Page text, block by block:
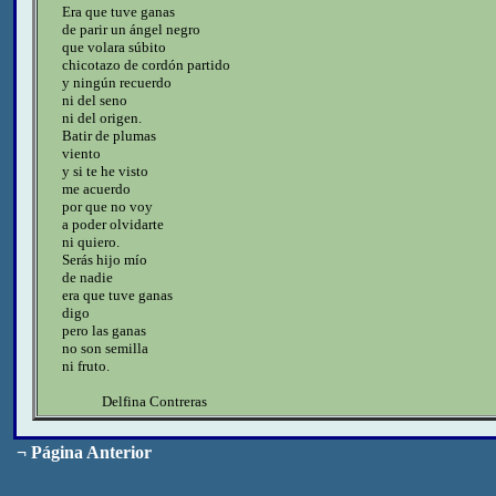
Era que tuve ganas
de parir un ángel negro
que volara súbito
chicotazo de cordón partido
y ningún recuerdo
ni del seno
ni del origen.
Batir de plumas
viento
y si te he visto
me acuerdo
por que no voy
a poder olvidarte
ni quiero.
Serás hijo mío
de nadie
era que tuve ganas
digo
pero las ganas
no son semilla
ni fruto.
Delfina Contreras
¬ Página Anterior